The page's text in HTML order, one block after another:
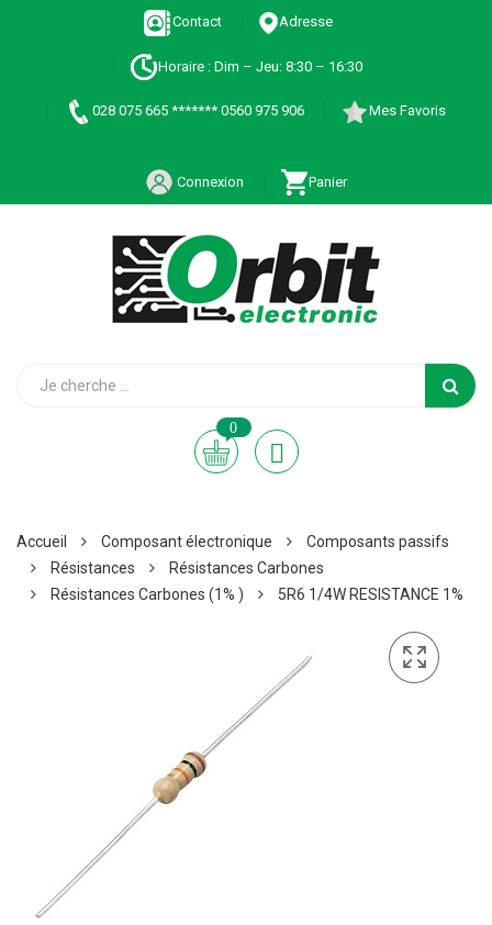
Contact Adresse
Horaire : Dim – Jeu: 8:30 – 16:30
028 075 665 ******* 0560 975 906 Mes Favoris
Connexion Panier
0
Accueil Composant électronique
Composants passifs
Résistances
Résistances Carbones
Résistances Carbones (1% )
5R6 1/4W RESISTANCE 1%